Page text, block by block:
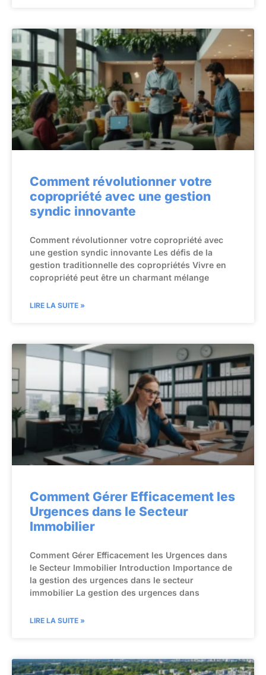
Comment révolutionner votre
copropriété avec une gestion
syndic innovante
Comment révolutionner votre copropriété avec
une gestion syndic innovante Les défis de la
gestion traditionnelle des copropriétés Vivre en
copropriété peut être un charmant mélange
LIRE LA SUITE »
Comment Gérer Efficacement les
Urgences dans le Secteur
Immobilier
Comment Gérer Efficacement les Urgences dans
le Secteur Immobilier Introduction Importance de
la gestion des urgences dans le secteur
immobilier La gestion des urgences dans
LIRE LA SUITE »